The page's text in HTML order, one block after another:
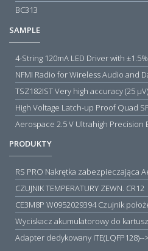
BC313
SAMPLE
4-String 120mA LED Driver with
NFMI Radio for Wireless Audio and
High Voltage Latch-up Proof Quad
Aerospace 2.5 V Ultrahigh Precision
PRODUKTY
CZUJNIK TEMPERATURY ZEWN. CR12
Wyciskacz akumulatorowy do